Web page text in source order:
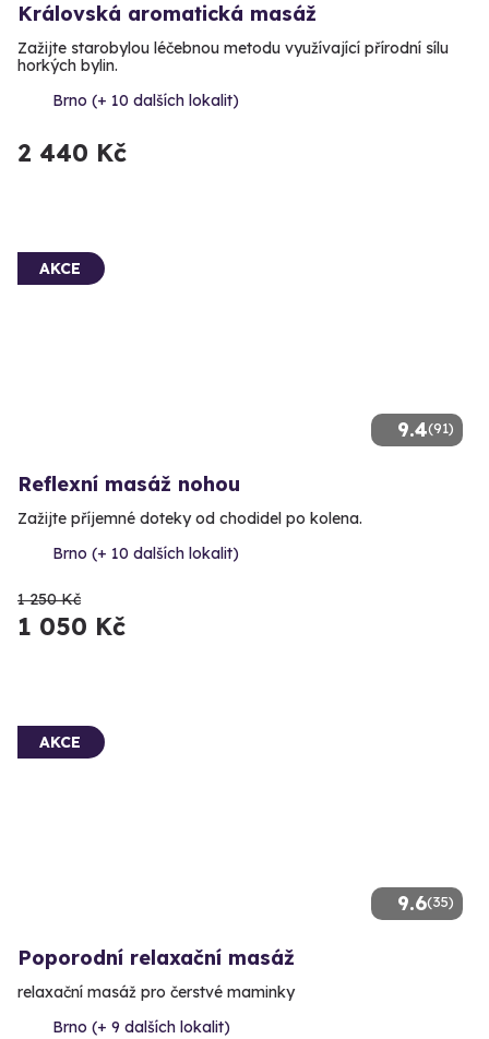
Královská aromatická masáž
Zažijte starobylou léčebnou metodu využívající přírodní sílu
horkých bylin.
Brno (+ 10 dalších lokalit)
2 440 Kč
9.4(91)
AKCE
Reflexní masáž nohou
Zažijte příjemné doteky od chodidel po kolena.
Brno (+ 10 dalších lokalit)
1 250 Kč
1 050 Kč
9.6(35)
AKCE
Poporodní relaxační masáž
relaxační masáž pro čerstvé maminky
Brno (+ 9 dalších lokalit)